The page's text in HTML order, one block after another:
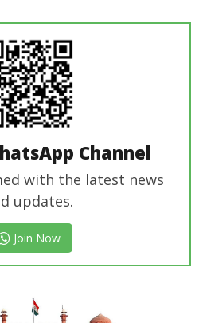
Channel
with the latest news
updates.
Join Now